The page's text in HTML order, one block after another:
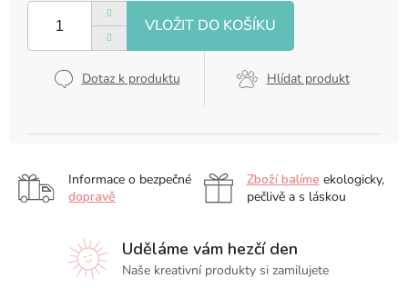
cena:
Dotaz k produktu Hlídat produkt
Informace o bezpečné
dopravě
Zboží balíme ekologicky,
pečlivě a s láskou
Uděláme vám hezčí den
Naše kreativní produkty si zamilujete